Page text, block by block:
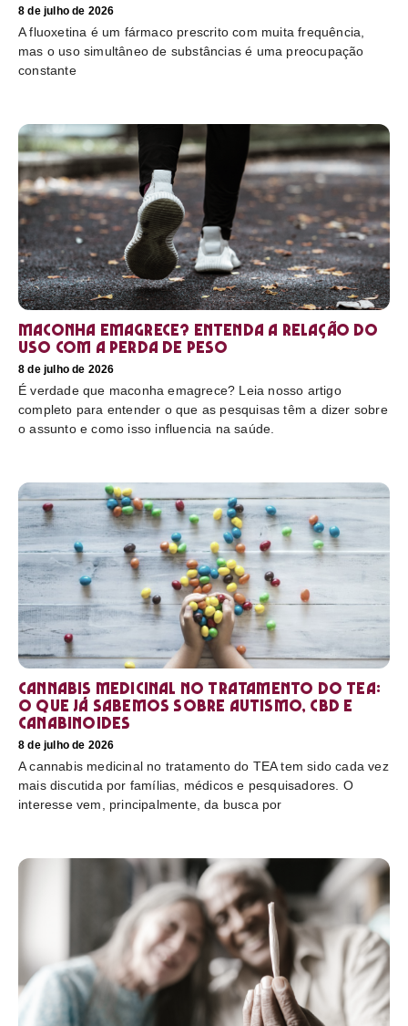
8 de julho de 2026
A fluoxetina é um fármaco prescrito com muita frequência,
mas o uso simultâneo de substâncias é uma preocupação
constante
Maconha emagrece? Entenda a relação do
uso com a perda de peso
8 de julho de 2026
É verdade que maconha emagrece? Leia nosso artigo
completo para entender o que as pesquisas têm a dizer sobre
o assunto e como isso influencia na saúde.
Cannabis medicinal no tratamento do TEA:
o que já sabemos sobre autismo, CBD e
canabinoides
8 de julho de 2026
A cannabis medicinal no tratamento do TEA tem sido cada vez
mais discutida por famílias, médicos e pesquisadores. O
interesse vem, principalmente, da busca por